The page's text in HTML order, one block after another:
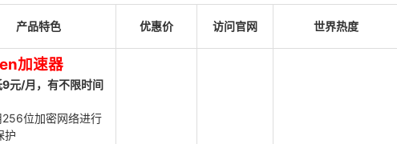
产品特色 优惠价 访问官网 世界热度
加速器
9元/月，有不限时间
位加密网络进行
护